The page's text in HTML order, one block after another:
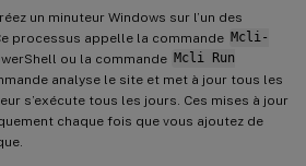
un minuteur Windows sur l’un des
processus appelle la commande Mcli-
ou la commande Mcli Run
analyse le site et met à jour tous les
s’exécute tous les jours. Ces mises à jour
chaque fois que vous ajoutez de